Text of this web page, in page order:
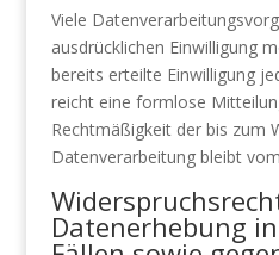
Viele
ausdrücklichen Einwilligung
bereits erteilte Einwilligung
reicht eine formlose
Rechtmäßigkeit der bis zum
Datenverarbeitung bleibt
Datenerhebung